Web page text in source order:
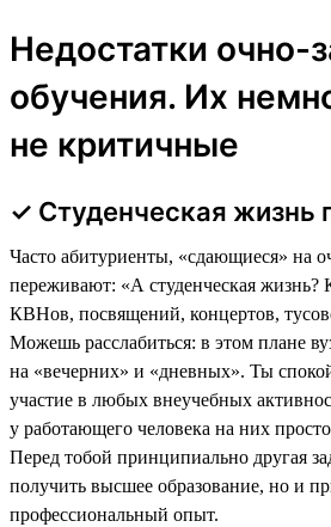
Недостатки очно-
обучения. Их
не критичные
✓ Студенческая жизнь
Часто абитуриенты, «сдающиеся» на
переживают: «А студенческая жизнь?
КВНов, посвящений, концертов,
Можешь расслабиться: в этом плане
на «вечерних» и «дневных». Ты
участие в любых внеучебных
у работающего человека на них
Перед тобой принципиально другая
получить высшее образование, но и
профессиональный опыт.